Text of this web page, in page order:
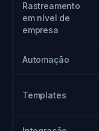
Rastreamento
em nível de
empresa
Automação
Templates